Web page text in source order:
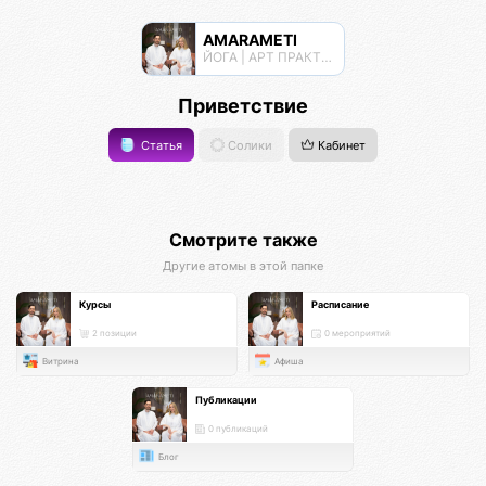
AMARAMETI
ЙОГА | АРТ ПРАКТИКИ | МЕДИТАЦИИ
Приветствие
Статья Солики Кабинет
Смотрите также
Другие атомы в этой папке
Курсы
2 позиции
Витрина
Расписание
0 мероприятий
Афиша
Публикации
0 публикаций
Блог